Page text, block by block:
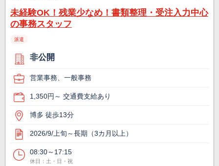
未経験OK！残業少なめ！書類整理・受注入力中心
の事務スタッフ
派遣
非公開
営業事務、一般事務
1,350円～ 交通費支給あり
博多 徒歩13分
2026/9/上旬～長期（3カ月以上）
08:30～17:15
休日：土・日・祝